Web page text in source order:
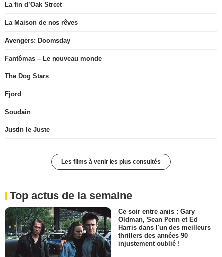
La fin d’Oak Street
La Maison de nos rêves
Avengers: Doomsday
Fantômas – Le nouveau monde
The Dog Stars
Fjord
Soudain
Justin le Juste
Les films à venir les plus consultés
Top actus de la semaine
Ce soir entre amis : Gary
Oldman, Sean Penn et Ed
Harris dans l'un des meilleurs
thrillers des années 90
injustement oublié !